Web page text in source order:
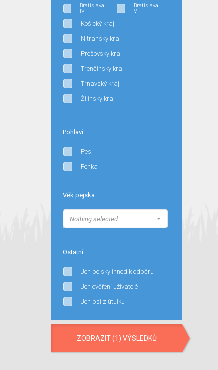
Bratislava
IV
Bratislava
V
Košický kraj
Nitranský kraj
Prešovský kraj
Trenčínský kraj
Trnavský kraj
Žilinský kraj
Pohlaví:
Pes
Fenka
Věk pejska:
Nothing selected
Ostatní:
Jen pejsky ihned k odběru
Jen ověření uživatelé
Jen psi z útulku
ZOBRAZIT (1) VÝSLEDKŮ